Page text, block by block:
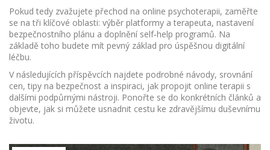
Pokud tedy zvažujete přechod na online psychoterapii, zaměřte
se na tři klíčové oblasti: výběr platformy a terapeuta, nastavení
bezpečnostního plánu a doplnění self‑help programů. Na
základě toho budete mít pevný základ pro úspěšnou digitální
léčbu.
V následujících příspěvcích najdete podrobné návody, srovnání
cen, tipy na bezpečnost a inspiraci, jak propojit online terapii s
dalšími podpůrnými nástroji. Ponořte se do konkrétních článků a
objevte, jak si můžete usnadnit cestu ke zdravějšímu duševnímu
životu.